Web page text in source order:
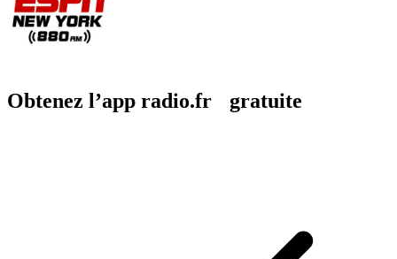
Obtenez l’app radio.fr gratuite